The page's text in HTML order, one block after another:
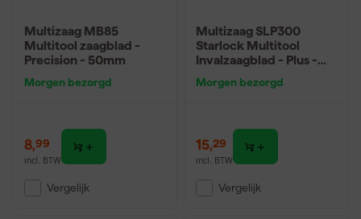
Multizaag MB85
Multitool zaagblad -
Precision - 50mm
Morgen bezorgd
8,99
incl. BTW
Vergelijk
Multizaag SLP300
Starlock Multitool
Invalzaagblad - Plus -
Morgen bezorgd
15,29
incl. BTW
Vergelijk